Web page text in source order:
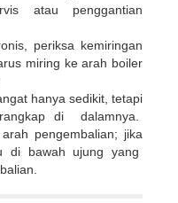
atau penggantian
periksa kemiringan
miring ke arah boiler
hanya sedikit, tetapi
di dalamnya.
pengembalian; jika
di bawah ujung yang